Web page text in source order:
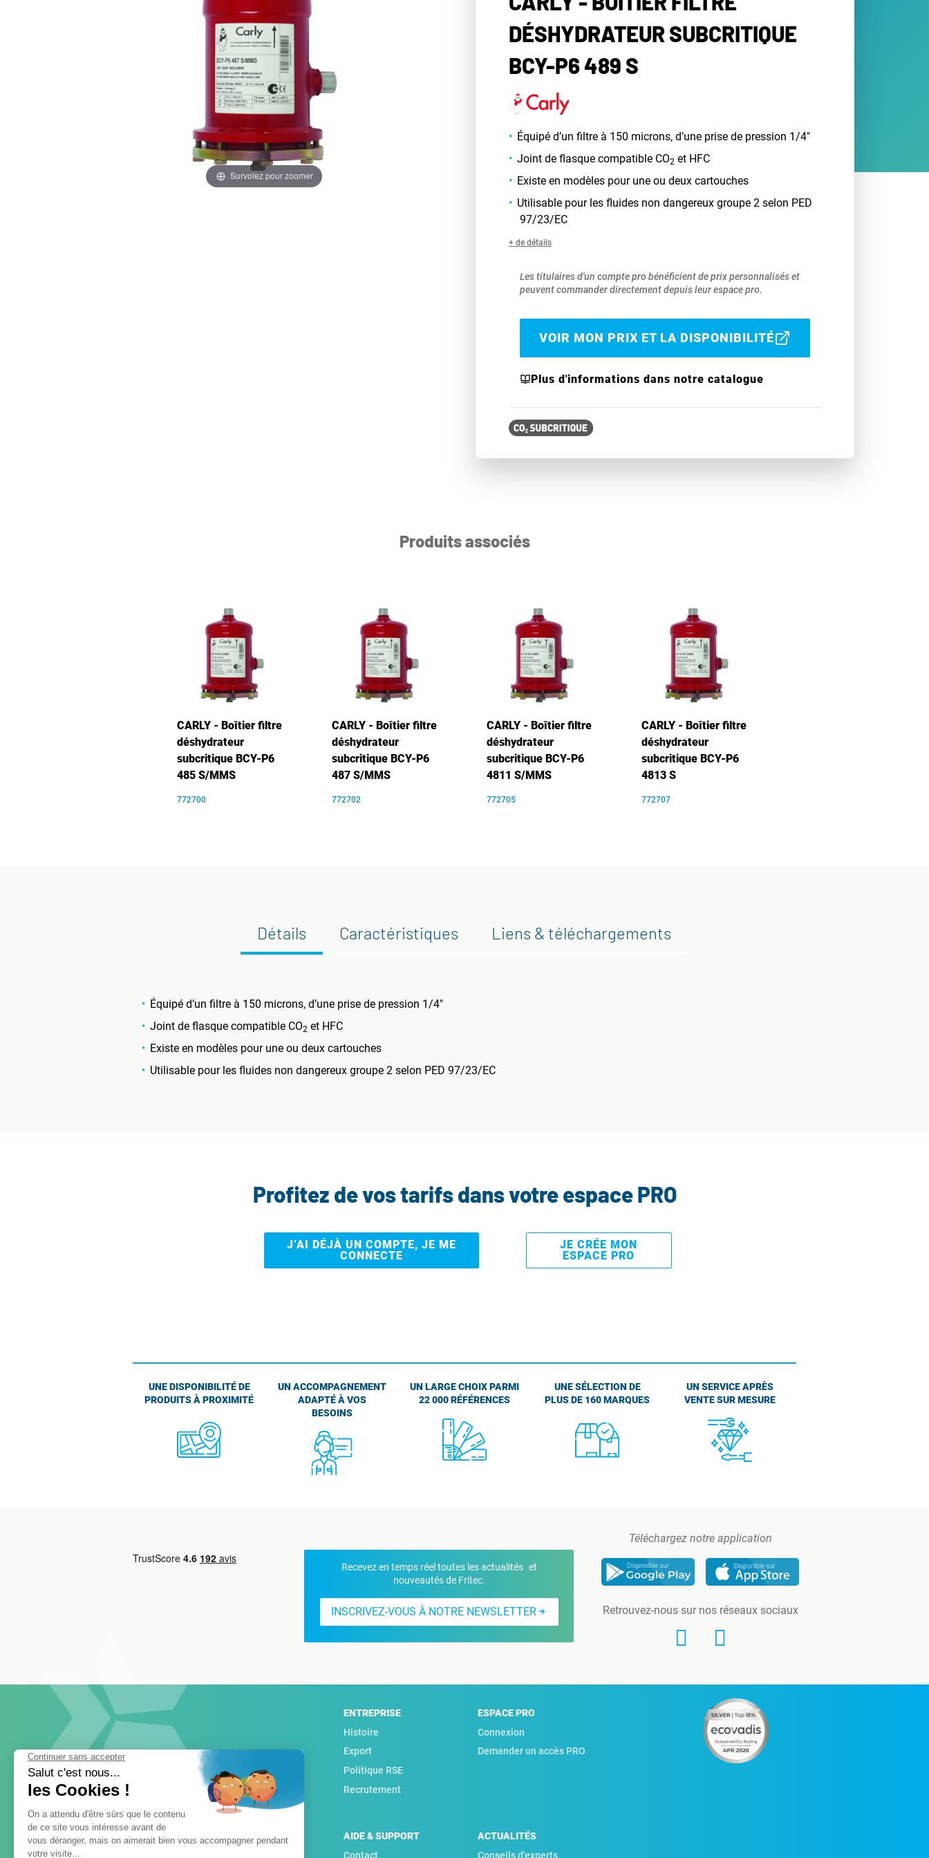
Survolez pour zoomer
DÉSHYDRATEUR SUBCRITIQUE
BCY-P6 489 S
Équipé d’un filtre à 150 microns, d’une prise de pression 1/4"
Joint de flasque compatible CO2 et HFC
Existe en modèles pour une ou deux cartouches
Utilisable pour les fluides non dangereux groupe 2 selon PED
97/23/EC
+ de détails
Les titulaires d'un compte pro bénéficient de prix personnalisés et
peuvent commander directement depuis leur espace pro.
VOIR MON PRIX ET LA DISPONIBILITÉ
Plus d'informations dans notre catalogue
Produits associés
CARLY - Boîtier filtre
déshydrateur
subcritique BCY-P6
485 S/MMS
772700
CARLY - Boîtier filtre
déshydrateur
subcritique BCY-P6
487 S/MMS
772702
CARLY - Boîtier filtre
déshydrateur
subcritique BCY-P6
4811 S/MMS
772705
CARLY - Boîtier filtre
déshydrateur
subcritique BCY-P6
4813 S
772707
Détails Caractéristiques Liens & téléchargements
Équipé d’un filtre à 150 microns, d’une prise de pression 1/4"
Joint de flasque compatible CO2 et HFC
Existe en modèles pour une ou deux cartouches
Utilisable pour les fluides non dangereux groupe 2 selon PED 97/23/EC
Profitez de vos tarifs dans votre espace PRO
J’AI DÉJÀ UN COMPTE, JE ME
CONNECTE
JE CRÉE MON
ESPACE PRO
UNE DISPONIBILITÉ DE
PRODUITS À PROXIMITÉ
UN ACCOMPAGNEMENT
ADAPTÉ À VOS
BESOINS
UN LARGE CHOIX PARMI
22 000 RÉFÉRENCES
UNE SÉLECTION DE
PLUS DE 160 MARQUES
UN SERVICE APRÈS
VENTE SUR MESURE
Recevez en temps réel toutes les actualités et
nouveautés de Fritec.
INSCRIVEZ-VOUS À NOTRE NEWSLETTER
Téléchargez notre application
Retrouvez-nous sur nos réseaux sociaux
ENTREPRISE
Histoire
Export
Politique RSE
Recrutement
ESPACE PRO
Connexion
Demander un accès PRO
AIDE & SUPPORT
Contact
ACTUALITÉS
Conseils d'experts